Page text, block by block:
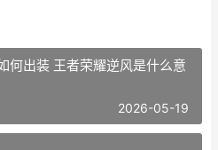
何出装 王者荣耀逆风是什么意
2026-05-19